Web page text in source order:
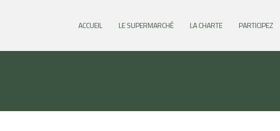
ACCUEIL LE SUPERMARCHÉ LA CHARTE PARTICIPEZ